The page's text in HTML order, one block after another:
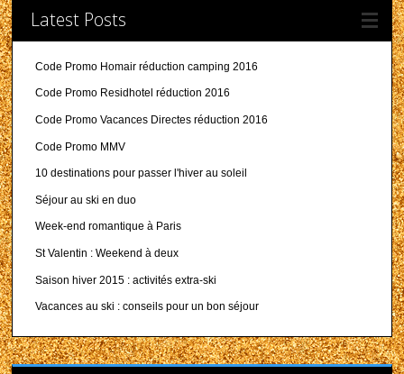
Latest Posts
Code Promo Homair réduction camping 2016
Code Promo Residhotel réduction 2016
Code Promo Vacances Directes réduction 2016
Code Promo MMV
10 destinations pour passer l'hiver au soleil
Séjour au ski en duo
Week-end romantique à Paris
St Valentin : Weekend à deux
Saison hiver 2015 : activités extra-ski
Vacances au ski : conseils pour un bon séjour